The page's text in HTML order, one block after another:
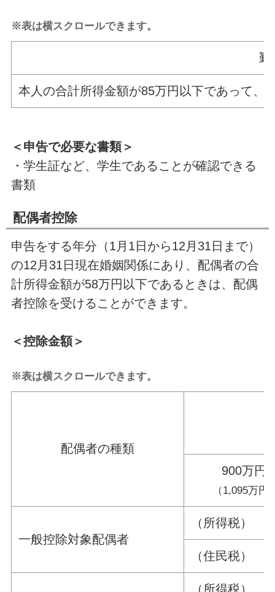
※表は横スクロールできます。
勤
本人の合計所得金額が85万円以下であって、
＜申告で必要な書類＞
・学生証など、学生であることが確認できる
書類
配偶者控除
申告をする年分（1月1日から12月31日まで）
の12月31日現在婚姻関係にあり、配偶者の合
計所得金額が58万円以下であるときは、配偶
者控除を受けることができます。
＜控除金額＞
※表は横スクロールできます。
配偶者の種類
900万円
（1,095万円
一般控除対象配偶者
（所得税）
（住民税）
（所得税）